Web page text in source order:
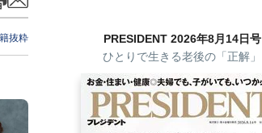
抜粋
PRESIDENT 2026年8月14日号
ひとりで生きる老後の「正解」